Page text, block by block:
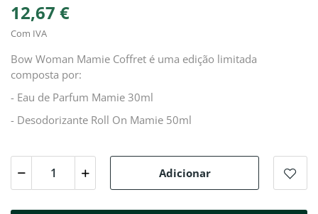
12,67 €
Com IVA
Bow Woman Mamie Coffret é uma edição limitada
composta por:
- Eau de Parfum Mamie 30ml
- Desodorizante Roll On Mamie 50ml
Adicionar